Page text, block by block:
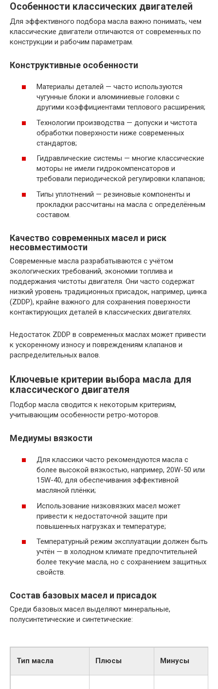
Особенности классических двигателей
Для эффективного подбора масла важно понимать, чем
классические двигатели отличаются от современных по
конструкции и рабочим параметрам.
Конструктивные особенности
Материалы деталей — часто используются
чугунные блоки и алюминиевые головки с
другими коэффициентами теплового расширения;
Технологии производства — допуски и чистота
обработки поверхности ниже современных
стандартов;
Гидравлические системы — многие классические
моторы не имели гидрокомпенсаторов и
требовали периодической регулировки клапанов;
Типы уплотнений — резиновые компоненты и
прокладки рассчитаны на масла с определённым
составом.
Качество современных масел и риск
несовместимости
Современные масла разрабатываются с учётом
экологических требований, экономии топлива и
поддержания чистоты двигателя. Они часто содержат
низкий уровень традиционных присадок, например, цинка
(ZDDP), крайне важного для сохранения поверхности
контактирующих деталей в классических двигателях.
Недостаток ZDDP в современных маслах может привести
к ускоренному износу и повреждениям клапанов и
распределительных валов.
Ключевые критерии выбора масла для
классического двигателя
Подбор масла сводится к некоторым критериям,
учитывающим особенности ретро-моторов.
Медиумы вязкости
Для классики часто рекомендуются масла с
более высокой вязкостью, например, 20W-50 или
15W-40, для обеспечивания эффективной
масляной плёнки;
Использование низковязких масел может
привести к недостаточной защите при
повышенных нагрузках и температуре;
Температурный режим эксплуатации должен быть
учтён — в холодном климате предпочтительней
более текучие масла, но с сохранением защитных
свойств.
Состав базовых масел и присадок
Среди базовых масел выделяют минеральные,
полусинтетические и синтетические:
Тип масла Плюсы Минусы